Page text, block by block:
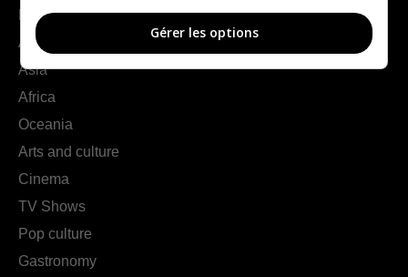
Europe
Americas
Asia
Africa
Oceania
Arts and culture
Cinema
TV Shows
Pop culture
Gastronomy
Gérer les options